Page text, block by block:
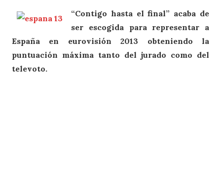
“Contigo hasta el final” acaba de
ser escogida para representar a
España en eurovisión 2013 obteniendo la
puntuación máxima tanto del jurado como del
televoto.